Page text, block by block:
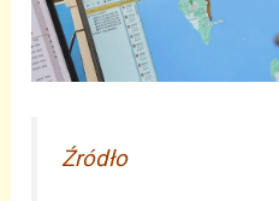
Źródło